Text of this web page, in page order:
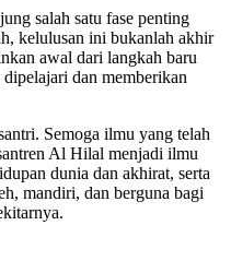
salah satu fase penting
kelulusan ini bukanlah akhir
awal dari langkah baru
dan memberikan
Semoga ilmu yang telah
Al Hilal menjadi ilmu
dunia dan akhirat, serta
mandiri, dan berguna bagi